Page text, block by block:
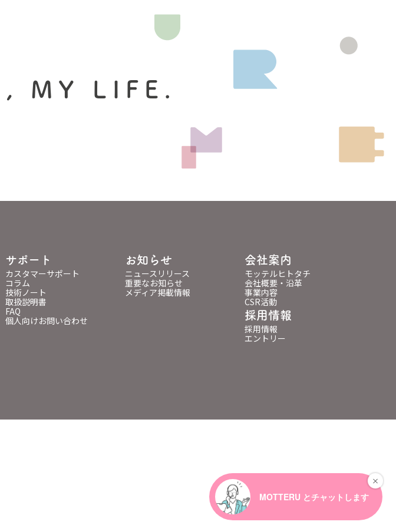
MY LIFE.
サポート
カスタマーサポート
コラム
技術ノート
取扱説明書
FAQ
個人向けお問い合わせ
お知らせ
ニュースリリース
重要なお知らせ
メディア掲載情報
会社案内
モッテルヒトタチ
会社概要・沿革
事業内容
CSR活動
採用情報
採用情報
エントリー